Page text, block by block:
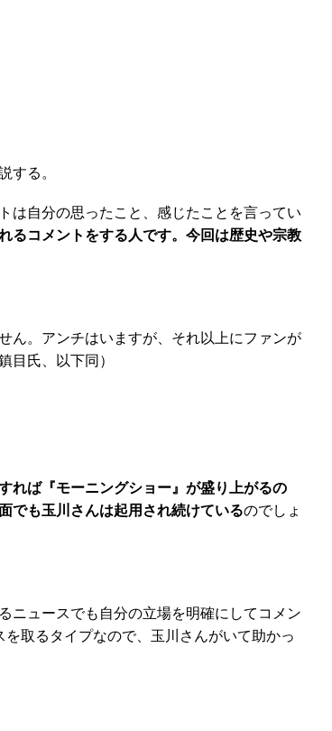
する。
は自分の思ったこと、感じたことを言ってい
るコメントをする人です。今回は歴史や宗教
ん。アンチはいますが、それ以上にファンが
目氏、以下同）
れば『モーニングショー』が盛り上がるの
でも玉川さんは起用され続けているのでしょ
ニュースでも自分の立場を明確にしてコメン
取るタイプなので、玉川さんがいて助かっ